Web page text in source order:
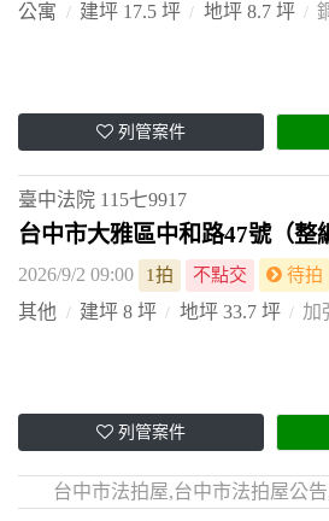
公寓 建坪 17.5 坪 地坪 8.7 坪
列管案件
臺中法院 115七9917
2026/9/2 09:00 1拍 不點交 待拍
其他 建坪 8 坪 地坪 33.7 坪 加
列管案件
台中市法拍屋,台中市法拍屋公